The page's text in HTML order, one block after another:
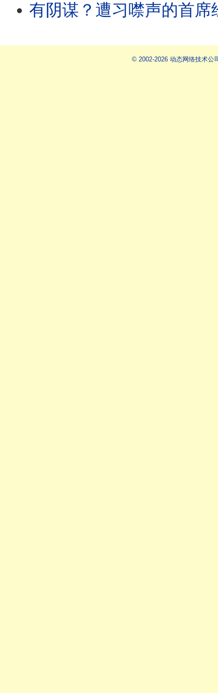
有阴谋？遭习噤声的首席经济学家突然离世！中共派毒贩到台
© 2002-2026 动态网络技术公